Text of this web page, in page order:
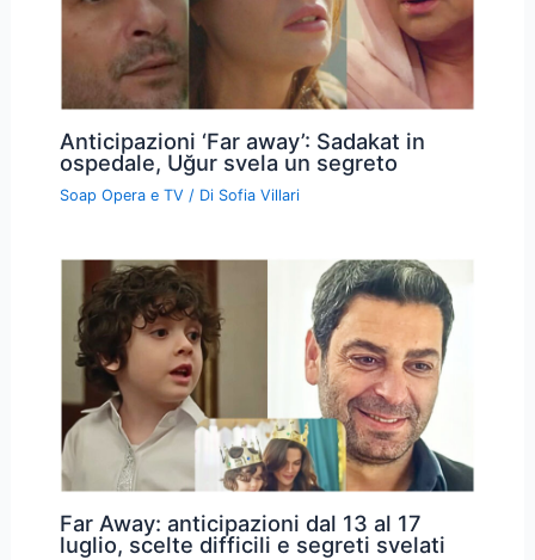
Anticipazioni ‘Far away’: Sadakat in
ospedale, Uğur svela un segreto
Soap Opera e TV / Di Sofia Villari
Far Away: anticipazioni dal 13 al 17
luglio, scelte difficili e segreti svelati